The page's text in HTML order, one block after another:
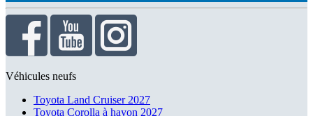
Véhicules neufs
Toyota Land Cruiser 2027
Toyota Corolla à hayon 2027